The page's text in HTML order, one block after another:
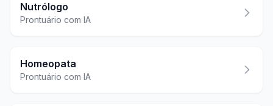
Nutrólogo
Prontuário com IA
Homeopata
Prontuário com IA